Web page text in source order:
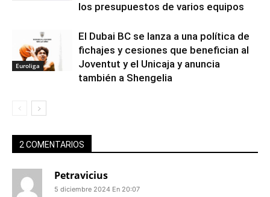
los presupuestos de varios equipos
Euroliga
El Dubai BC se lanza a una política de
fichajes y cesiones que benefician al
Joventut y el Unicaja y anuncia
también a Shengelia
2 COMENTARIOS
Petravicius
5 diciembre 2024 En 20:07